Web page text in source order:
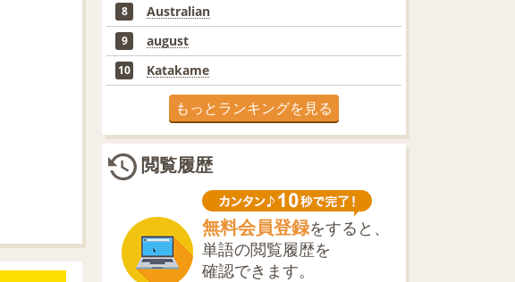
8 Australian
9 august
10 Katakame
もっとランキングを見る
閲覧履歴
無料会員登録をすると、
単語の閲覧履歴を
確認できます。